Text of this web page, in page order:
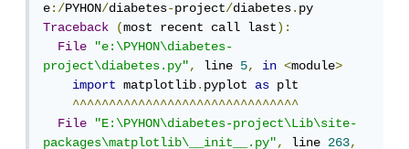
e:/PYHON/diabetes-project/diabetes.
Traceback
(most recent call last):
File
"e:\PYHON\diabetes-
project\diabetes.py", line 5, in <module>
import matplotlib.pyplot as plt
^^^^^^^^^^^^^^^^^^^^^^^^^^^^^^^
File
"E:\PYHON\diabetes-project\Lib\site-
packages\matplotlib\__init__.py", line 263,